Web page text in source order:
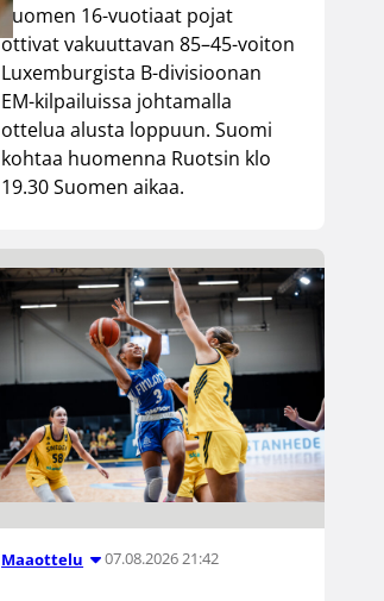
Suomen 16-vuotiaat pojat
ottivat vakuuttavan 85–45-voiton
Luxemburgista B-divisioonan
EM-kilpailuissa johtamalla
ottelua alusta loppuun. Suomi
kohtaa huomenna Ruotsin klo
19.30 Suomen aikaa.
Maaottelu 07.08.2026 21:42